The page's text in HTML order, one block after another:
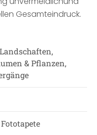
Gesamteindruck.
& Pflanzen,